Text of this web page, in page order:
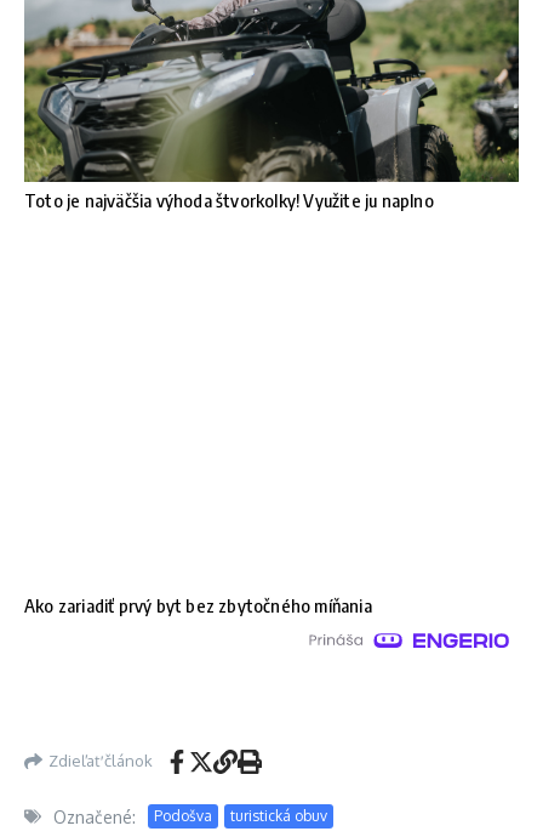
Toto je najväčšia výhoda štvorkolky! Využite ju naplno
Ako zariadiť prvý byt bez zbytočného míňania
Zdieľať článok
Označené: Podošva turistická obuv